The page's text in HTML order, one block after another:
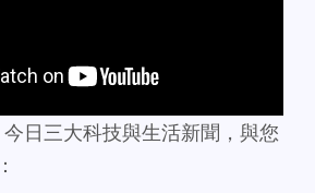
日三大科技與生活新聞，與您